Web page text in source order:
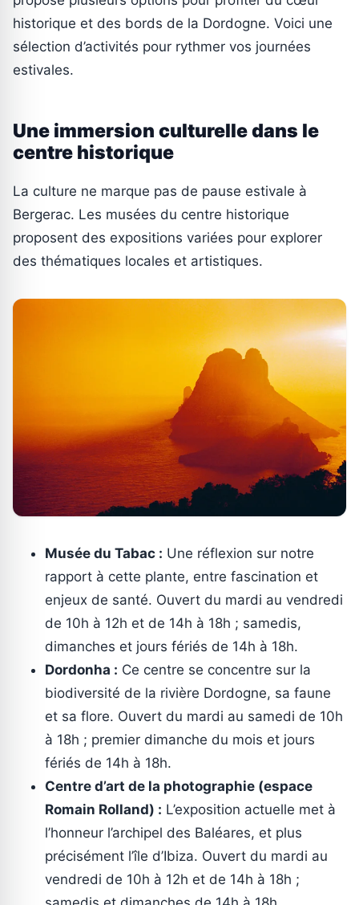
historique et des bords de la Dordogne. Voici une
sélection d’activités pour rythmer vos journées
estivales.
Une immersion culturelle dans le
centre historique
La culture ne marque pas de pause estivale à
Bergerac. Les musées du centre historique
proposent des expositions variées pour explorer
des thématiques locales et artistiques.
Musée du Tabac : Une réflexion sur notre
rapport à cette plante, entre fascination et
enjeux de santé. Ouvert du mardi au vendredi
de 10h à 12h et de 14h à 18h ; samedis,
dimanches et jours fériés de 14h à 18h.
Dordonha : Ce centre se concentre sur la
biodiversité de la rivière Dordogne, sa faune
et sa flore. Ouvert du mardi au samedi de 10h
à 18h ; premier dimanche du mois et jours
fériés de 14h à 18h.
Centre d’art de la photographie (espace
Romain Rolland) : L’exposition actuelle met à
l’honneur l’archipel des Baléares, et plus
précisément l’île d’Ibiza. Ouvert du mardi au
vendredi de 10h à 12h et de 14h à 18h ;